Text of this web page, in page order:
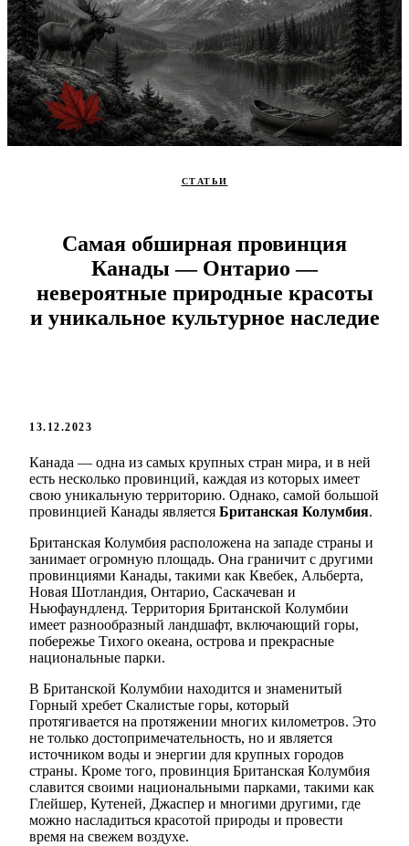
СТАТЬИ
Самая обширная провинция
Канады — Онтарио —
невероятные природные красоты
и уникальное культурное наследие
13.12.2023
Канада — одна из самых крупных стран мира, и в ней
есть несколько провинций, каждая из которых имеет
свою уникальную территорию. Однако, самой большой
провинцией Канады является Британская Колумбия.
Британская Колумбия расположена на западе страны и
занимает огромную площадь. Она граничит с другими
провинциями Канады, такими как Квебек, Альберта,
Новая Шотландия, Онтарио, Саскачеван и
Ньюфаундленд. Территория Британской Колумбии
имеет разнообразный ландшафт, включающий горы,
побережье Тихого океана, острова и прекрасные
национальные парки.
В Британской Колумбии находится и знаменитый
Горный хребет Скалистые горы, который
протягивается на протяжении многих километров. Это
не только достопримечательность, но и является
источником воды и энергии для крупных городов
страны. Кроме того, провинция Британская Колумбия
славится своими национальными парками, такими как
Глейшер, Кутеней, Джаспер и многими другими, где
можно насладиться красотой природы и провести
время на свежем воздухе.